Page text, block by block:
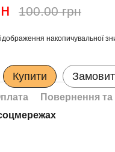
100.00 грн
накопичувальної
Купити
Повернення та